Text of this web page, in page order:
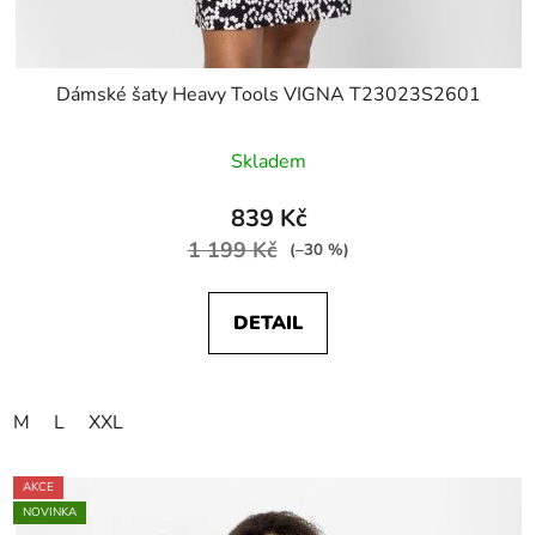
Dámské šaty Heavy Tools VIGNA T23023S2601
Skladem
839 Kč
1 199 Kč (–30 %)
DETAIL
M L XXL
AKCE
NOVINKA